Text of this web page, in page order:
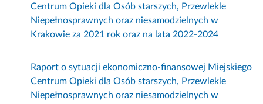
Centrum Opieki dla Osób starszych, Przewlekle
Niepełnosprawnych oraz niesamodzielnych w
Krakowie za 2021 rok oraz na lata 2022-2024
Raport o sytuacji ekonomiczno-finansowej Miejskiego
Centrum Opieki dla Osób starszych, Przewlekle
Niepełnosprawnych oraz niesamodzielnych w